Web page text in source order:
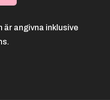
är angivna inklusive